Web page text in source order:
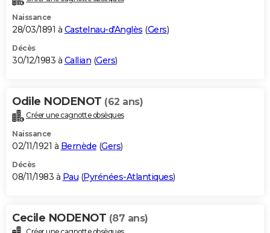
Naissance
28/03/1891 à Castelnau-d'Anglès (Gers)
Décès
30/12/1983 à Callian (Gers)
Odile NODENOT (62 ans)
Créer une cagnotte obsèques
Naissance
02/11/1921 à Bernède (Gers)
Décès
08/11/1983 à Pau (Pyrénées-Atlantiques)
Cecile NODENOT (87 ans)